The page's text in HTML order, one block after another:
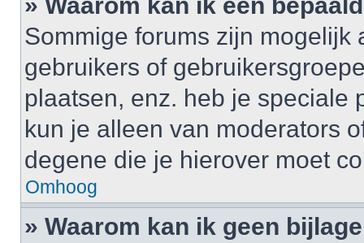
Sommige forums zijn
gebruikers of
plaatsen, enz. heb je speciale
kun je alleen van moderators
degene die je hierover moet
Omhoog
» Waarom kan ik geen